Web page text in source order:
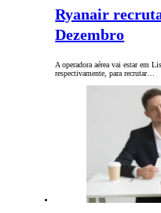
Ryanair
Dezembro
A operadora aérea vai estar em
respectivamente, para recrutar…